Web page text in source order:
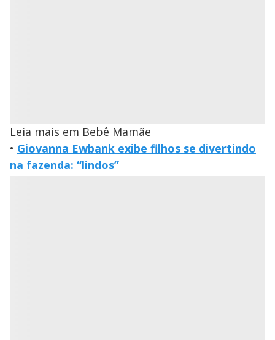
Leia mais em Bebê Mamãe
• Giovanna Ewbank exibe filhos se divertindo
na fazenda: “lindos”